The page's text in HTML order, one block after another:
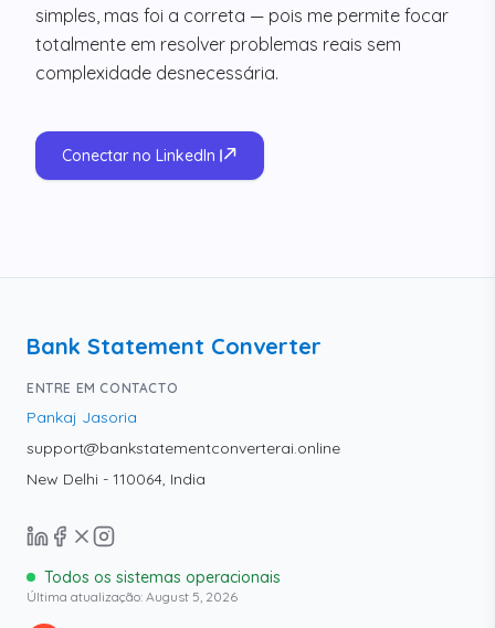
simples, mas foi a correta — pois me permite focar
totalmente em resolver problemas reais sem
complexidade desnecessária.
Conectar no LinkedIn
Bank Statement Converter
ENTRE EM CONTACTO
Pankaj Jasoria
support@bankstatementconverterai.online
New Delhi - 110064, India
Todos os sistemas operacionais
Última atualização: August 5, 2026